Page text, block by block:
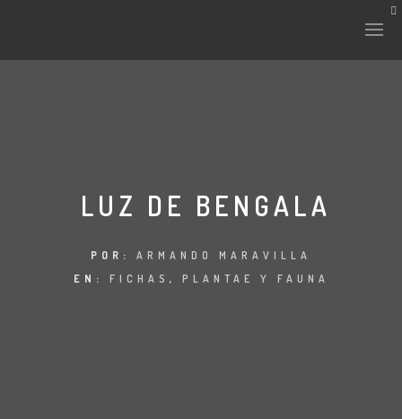
INTERVENCIONES
PLANTAE Y FAUNA
LUZ DE BENGALA
POR: ARMANDO MARAVILLA
EN: FICHAS , PLANTAE Y FAUNA